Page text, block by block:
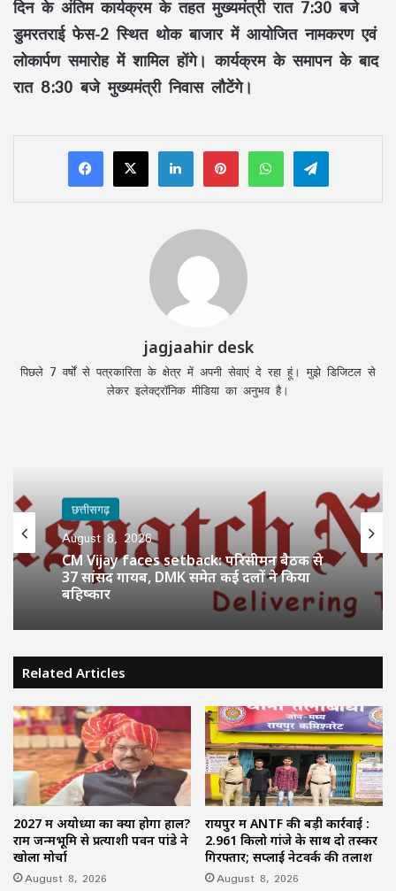
दिन के अंतिम कार्यक्रम के तहत मुख्यमंत्री रात 7:30 बजे
डुमरतराई फेस-2 स्थित थोक बाजार में आयोजितनामकरण एवं
लोकार्पण समारोहमें शामिल होंगे। कार्यक्रम के समापन के बाद
रात 8:30 बजेमुख्यमंत्री निवास लौटेंगे।
LinkedInPinterestWhatsAppTelegram
jagjaahir desk
पिछले 7 वर्षों से पत्रकारिता के क्षेत्र में अपनी सेवाएं दे रहा हूं। मुझे डिजिटल से
लेकर इलेक्ट्रॉनिक मीडिया का अनुभव है।
छत्तीसगढ़
August 8, 2026
CM Vijay faces setback: परिसीमन बैठक से
37 सांसद गायब, DMK समेत कई दलों ने किया
बहिष्कार
Related Articles
2027 में अयोध्या का क्या होगा हाल?
राम जन्मभूमि से प्रत्याशी पवन पांडे ने
खोला मोर्चा
August 8, 2026
रायपुर में ANTF की बड़ी कार्रवाई :
2.961 किलो गांजे के साथ दो तस्कर
गिरफ्तार; सप्लाई नेटवर्क की तलाश
August 8, 2026